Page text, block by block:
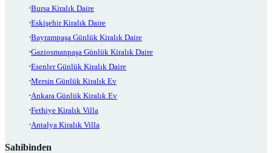
Bursa Kiralık Daire
Eskişehir Kiralık Daire
Bayrampaşa Günlük Kiralık Daire
Gaziosmanpaşa Günlük Kiralık Daire
Esenler Günlük Kiralık Daire
Mersin Günlük Kiralık Ev
Ankara Günlük Kiralık Ev
Fethiye Kiralık Villa
Antalya Kiralık Villa
Sahibinden